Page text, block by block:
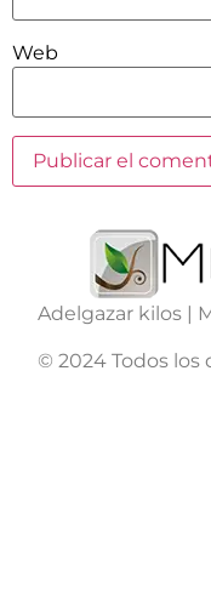
Web
Adelgazar kilos |
© 2024 Todos los